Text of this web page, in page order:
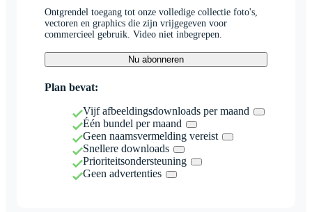
Ontgrendel toegang tot onze volledige collectie foto's,
vectoren en graphics die zijn vrijgegeven voor
commercieel gebruik. Video niet inbegrepen.
Nu abonneren
Plan bevat:
Vijf afbeeldingsdownloads per maand
Één bundel per maand
Geen naamsvermelding vereist
Snellere downloads
Prioriteitsondersteuning
Geen advertenties